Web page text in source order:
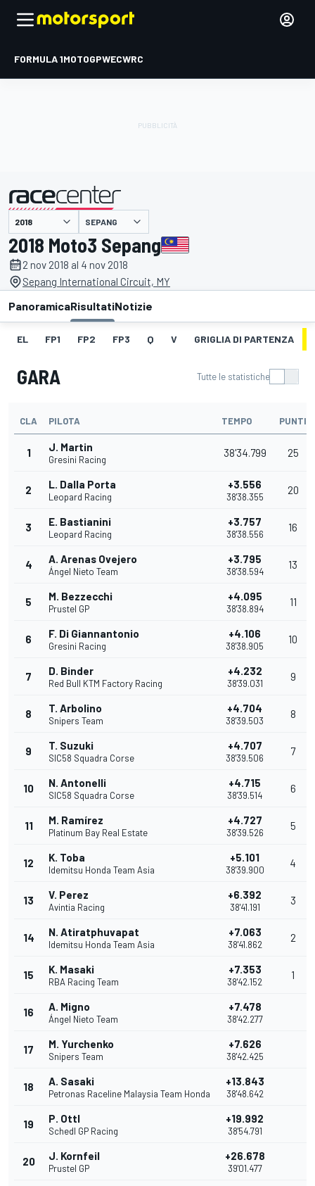
FORMULA 1MOTOGPWECWRC
presentato da SEPANG
2018 Moto3 Sepang
2 nov 2018 al 4 nov 2018
Sepang International Circuit, MY
PanoramicaRisultatiNotizie
EL FP1 FP2 FP3 Q V GRIGLIA DI PARTENZA
GARA Tutte le statistiche
CLA PILOTA TEMPO PUNTI
1 J. Martin
Gresini Racing
38'34.799 25
2 L. Dalla Porta
Leopard Racing
+3.556
38'38.355
20
3 E. Bastianini
Leopard Racing
+3.757
38'38.556
16
4 A. Arenas Ovejero
Ángel Nieto Team
+3.795
38'38.594
13
5 M. Bezzecchi
Prustel GP
+4.095
38'38.894
11
6 F. Di Giannantonio
Gresini Racing
+4.106
38'38.905
10
7 D. Binder
Red Bull KTM Factory Racing
+4.232
38'39.031
9
8 T. Arbolino
Snipers Team
+4.704
38'39.503
8
9 T. Suzuki
SIC58 Squadra Corse
+4.707
38'39.506
7
10 N. Antonelli
SIC58 Squadra Corse
+4.715
38'39.514
6
11 M. Ramírez
Platinum Bay Real Estate
+4.727
38'39.526
5
12 K. Toba
Idemitsu Honda Team Asia
+5.101
38'39.900
4
13 V. Perez
Avintia Racing
+6.392
38'41.191
3
14 N. Atiratphuvapat
Idemitsu Honda Team Asia
+7.063
38'41.862
2
15 K. Masaki
RBA Racing Team
+7.353
38'42.152
1
16 A. Migno
Ángel Nieto Team
+7.478
38'42.277
17 M. Yurchenko
Snipers Team
+7.626
38'42.425
18 A. Sasaki
Petronas Raceline Malaysia Team Honda
+13.843
38'48.642
19 P. Ottl
Schedl GP Racing
+19.992
38'54.791
20 J. Kornfeil
Prustel GP
+26.678
39'01.477